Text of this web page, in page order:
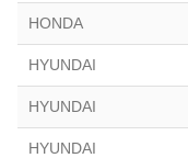
HONDA
HYUNDAI
HYUNDAI
HYUNDAI